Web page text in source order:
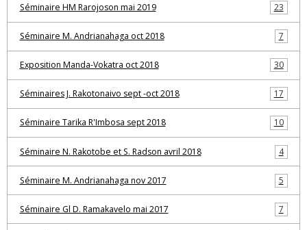
Séminaire HM Rarojoson mai 2019 23
Séminaire M. Andrianahaga oct 2018 7
Exposition Manda-Vokatra oct 2018 30
Séminaires J. Rakotonaivo sept -oct 2018 17
Séminaire Tarika R'Imbosa sept 2018 10
Séminaire N. Rakotobe et S. Radson avril 2018 4
Séminaire M. Andrianahaga nov 2017 5
Séminaire Gl D. Ramakavelo mai 2017 7